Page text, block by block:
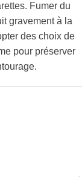
Fumer du
gravement à la
des choix de
pour préserver